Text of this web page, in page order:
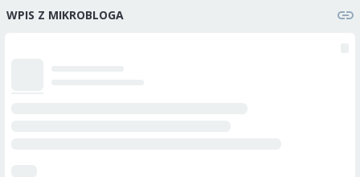
WPIS Z MIKROBLOGA